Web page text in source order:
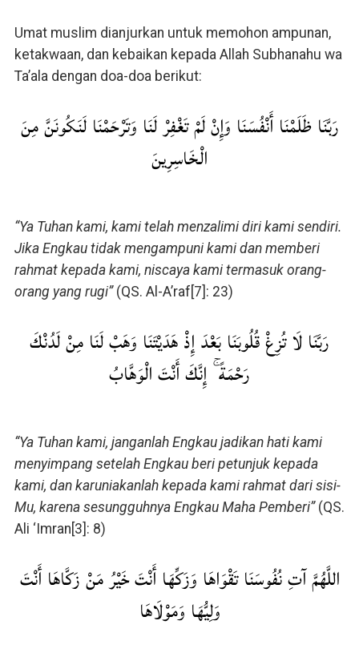
Umat muslim dianjurkan untuk memohon ampunan,
ketakwaan, dan kebaikan kepada Allah Subhanahu wa
Ta’ala dengan doa-doa berikut:
رَبَّنَا ظَلَمْنَا أَنْفُسَنَا وَإِنْ لَمْ تَغْفِرْ لَنَا وَتَرْحَمْنَا لَنَكُونَنَّ مِنَ
الْخَاسِرِينَ
“Ya Tuhan kami, kami telah menzalimi diri kami sendiri.
Jika Engkau tidak mengampuni kami dan memberi
rahmat kepada kami, niscaya kami termasuk orang-
orang yang rugi”(QS. Al-A’raf[7]: 23)
رَبَّنَا لَا تُزِغْ قُلُوبَنَا بَعْدَ إِذْ هَدَيْتَنَا وَهَبْ لَنَا مِنْ لَدُنْكَ
رَحْمَةً ۚ إِنَّكَ أَنْتَ الْوَهَّابُ
“Ya Tuhan kami, janganlah Engkau jadikan hati kami
menyimpang setelah Engkau beri petunjuk kepada
kami, dan karuniakanlah kepada kami rahmat dari sisi-
Mu, karena sesungguhnya Engkau Maha Pemberi”(QS.
Ali ‘Imran[3]: 8)
اللَّهُمَّ آتِ نُفُوسَنَا تَقْوَاهَا وَزَكِّهَا أَنْتَ خَيْرُ مَنْ زَكَّاهَا أَنْتَ
وَلِيُّهَا وَمَوْلَاهَا